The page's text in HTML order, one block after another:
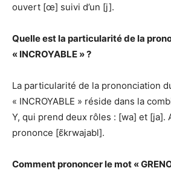
ouvert [œ] suivi d’un [j].
Quelle est la particularité de la
« INCROYABLE » ?
La particularité de la prononciation
« INCROYABLE » réside dans la
Y, qui prend deux rôles : [wa] et [ja].
prononce [ɛ̃krwajabl].
Comment prononcer le mot «